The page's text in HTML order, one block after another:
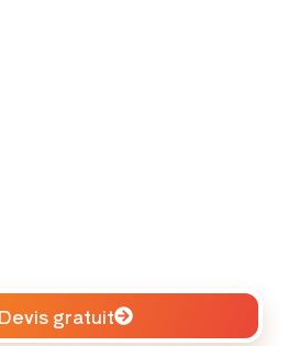
Devis gratuit